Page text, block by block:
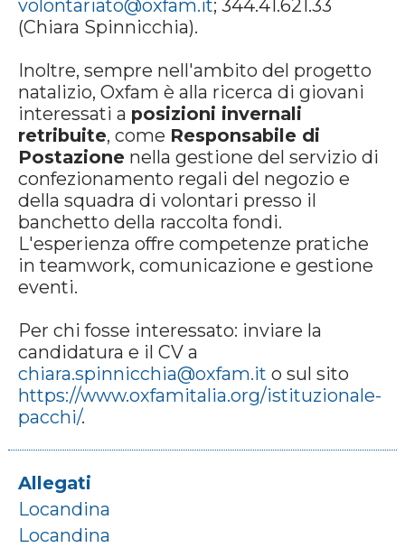
volontariato@oxfam.it; 344.41.621.33
(Chiara Spinnicchia).
Inoltre, sempre nell'ambito del progetto
natalizio, Oxfam è alla ricerca di giovani
interessati a posizioni invernali
retribuite, come Responsabile di
Postazione nella gestione del servizio di
confezionamento regali del negozio e
della squadra di volontari presso il
banchetto della raccolta fondi.
L'esperienza offre competenze pratiche
in teamwork, comunicazione e gestione
eventi.
Per chi fosse interessato: inviare la
candidatura e il CV a
chiara.spinnicchia@oxfam.it o sul sito
https://www.oxfamitalia.org/istituzionale-
pacchi/.
Allegati
Locandina
Locandina